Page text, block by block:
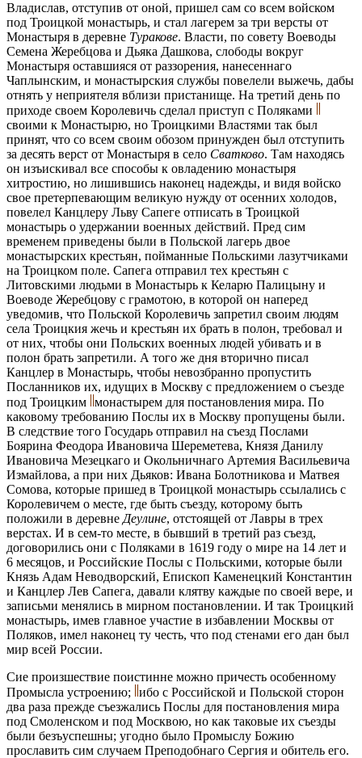
Владислав, отступив от оной, пришел сам со всем войском
под Троицкой монастырь, и стал лагерем за три версты от
Монастыря в деревне Туракове. Власти, по совету Воеводы
Семена Жеребцова и Дьяка Дашкова, слободы вокруг
Монастыря оставшияся от раззорения, нанесеннаго
Чаплынским, и монастырския службы повелели выжечь, дабы
отнять у неприятеля вблизи пристанище. На третий день по
приходе своем Королевичь сделал приступ с Поляками
своими к Монастырю, но Троицкими Властями так был
принят, что со всем своим обозом принужден был отступить
за десять верст от Монастыря в село Сватково. Там находясь
он изъискивал все способы к овладению монастыря
хитростию, но лишившись наконец надежды, и видя войско
свое претерпевающим великую нужду от осенних холодов,
повелел Канцлеру Льву Сапеге отписать в Троицкой
монастырь о удержании военных действий. Пред сим
временем приведены были в Польской лагерь двое
монастырских крестьян, пойманные Польскими лазутчиками
на Троицком поле. Сапега отправил тех крестьян с
Литовскими людьми в Монастырь к Келарю Палицыну и
Воеводе Жеребцову с грамотою, в которой он наперед
уведомив, что Польской Королевичь запретил своим людям
села Троицкия жечь и крестьян их брать в полон, требовал и
от них, чтобы они Польских военных людей убивать и в
полон брать запретили. А того же дня вторично писал
Канцлер в Монастырь, чтобы невозбранно пропустить
Посланников их, идущих в Москву с предложением о съезде
под Троицким монастырем для постановления мира. По
каковому требованию Послы их в Москву пропущены были.
В следствие того Государь отправил на съезд Послами
Боярина Феодора Ивановича Шереметева, Князя Данилу
Ивановича Мезецкаго и Окольничнаго Артемия Васильевича
Измайлова, а при них Дьяков: Ивана Болотникова и Матвея
Сомова, которые пришед в Троицкой монастырь ссылались с
Королевичем о месте, где быть съезду, которому быть
положили в деревне Деулине, отстоящей от Лавры в трех
верстах. И в сем-то месте, в бывший в третий раз съезд,
договорились они с Поляками в 1619 году о мире на 14 лет и
6 месяцов, и Российские Послы с Польскими, которые были
Князь Адам Неводворский, Епископ Каменецкий Константин
и Канцлер Лев Сапега, давали клятву каждые по своей вере, и
записьми менялись в мирном постановлении. И так Троицкий
монастырь, имев главное участие в избавлении Москвы от
Поляков, имел наконец ту честь, что под стенами его дан был
мир всей России.
Сие произшествие поистинне можно причесть особенному
Промысла устроению;
ибо с Российской и Польской сторон
два раза прежде съезжались Послы для постановления мира
под Смоленском и под Москвою, но как таковые их съезды
были безъуспешны; угодно было Промыслу Божию
прославить сим случаем Преподобнаго Сергия и обитель его.